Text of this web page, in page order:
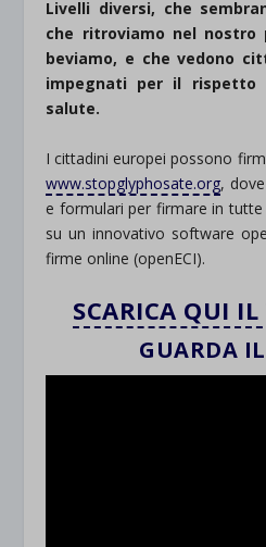
Livelli diversi, che
che ritroviamo nel nostro
beviamo, e che vedono
impegnati per il rispetto
salute.
I cittadini europei possono
www.stopglyphosate.org,
e formulari per firmare in
su un innovativo software
firme online (openECI).
SCARICA QUI
GUARDA